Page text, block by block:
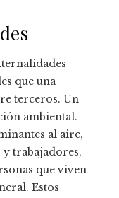
que una
terceros. Un
ambiental.
al aire,
trabajadores,
que viven
Estos